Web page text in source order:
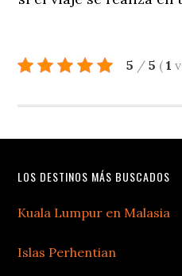
5 / 5 ( 1
LOS DESTINOS MÁS BUSCADOS
Kuala Lumpur en Malasia
Islas Perhentian